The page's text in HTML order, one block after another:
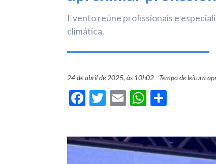
Evento reúne profissionais e
climática.
24 de abril de 2025, às 10h02 - Tempo de leitura
Facebook
Twitter
EmailWhatsApp